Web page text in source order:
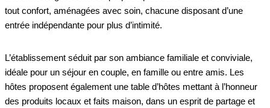
tout confort, aménagées avec soin, chacune disposant d’une
entrée indépendante pour plus d’intimité.
L’établissement séduit par son ambiance familiale et conviviale,
idéale pour un séjour en couple, en famille ou entre amis. Les
hôtes proposent également une table d’hôtes mettant à l’honneur
des produits locaux et faits maison, dans un esprit de partage et